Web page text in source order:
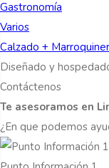
Gastronomía
Varios
Calzado +
Diseñado y
Contáctenos
Te asesoramos en
¿En que podemos